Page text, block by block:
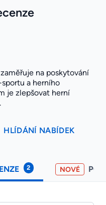
na poskytování
a herního
je zlepšovat herní
HLÍDÁNÍ NABÍDEK
2 NOVÉ